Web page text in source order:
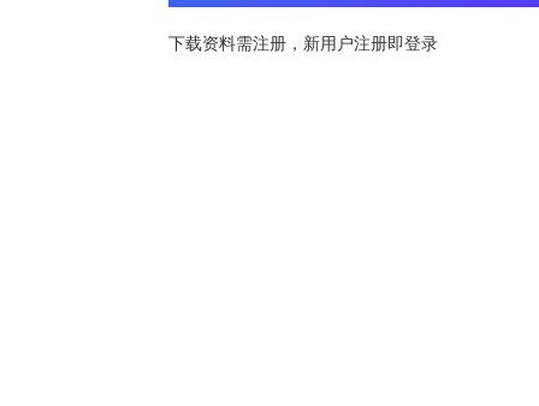
下载资料需注册，新用户注册即登录